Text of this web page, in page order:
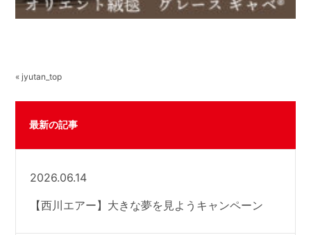
« jyutan_top
最新の記事
2026.06.14
【西川エアー】大きな夢を見ようキャンペーン